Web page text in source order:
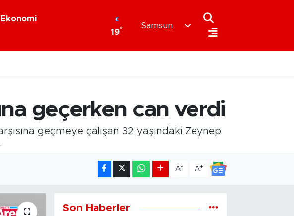
Ekonomi
19°
Samsun
geçerken can verdi
geçmeye çalışan 32 yaşındaki Zeynep
A- A+
Son Haberler